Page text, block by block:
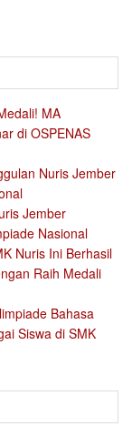
MA
di OSPENAS
Nuris Jember
Jember
Nasional
Nuris Ini Berhasil
Raih Medali
Bahasa
Siswa di SMK